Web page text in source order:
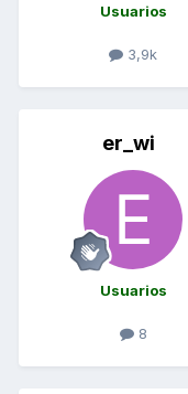
Usuarios
3,9k
er_wi
Usuarios
8